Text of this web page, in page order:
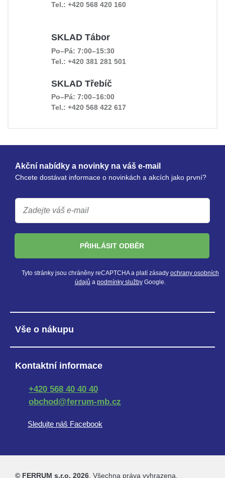
Tel.: +420 568 420 160
SKLAD Tábor
Po–Pá: 7:00–15:30
Tel.: +420 381 281 501
SKLAD Třebíč
Po–Pá: 7:00–16:00
Tel.: +420 568 422 617
Akční nabídky a novinky na váš e-mail
Chcete dostávat informace o novinkách a akcích jako první?
PŘIHLÁSIT ODBĚR
Tyto stránky jsou chráněny reCAPTCHA a platí zásady ochrany osobních
údajů a podmínky službyGoogle.
Vše o nákupu
Kontaktní informace
+420 568 40 40 40
obchod@ferrum-mb.cz
Sledujte náš Facebook
© FERRUM s.r.o. 2026. Všechna práva vyhrazena.